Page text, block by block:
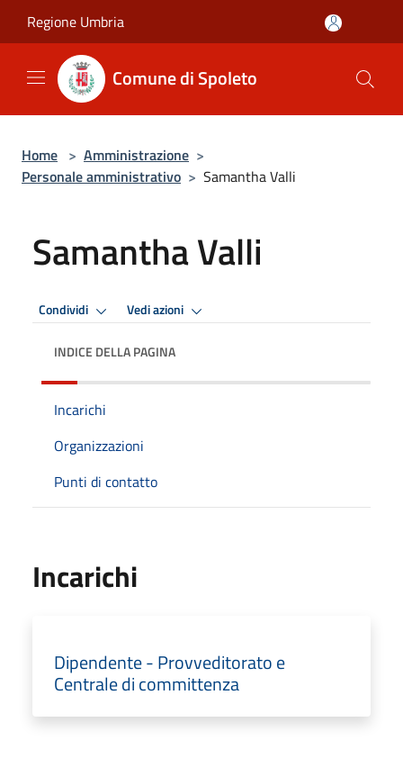
Regione Umbria
Comune di Spoleto
Home > Amministrazione >
Personale amministrativo > Samantha Valli
Samantha Valli
Condividi Vedi azioni
INDICE DELLA PAGINA
Incarichi
Organizzazioni
Punti di contatto
Incarichi
Dipendente - Provveditorato e
Centrale di committenza